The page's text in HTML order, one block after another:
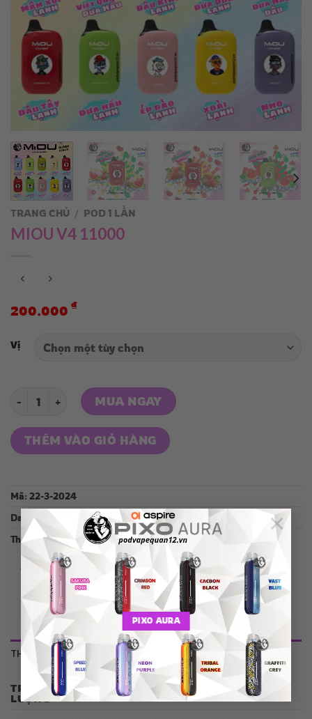
PIXO AURA
×
TRANG CHỦ / POD 1 LẦN
MIOU V4 11000
200.000 ₫
Vị
MIOU V4 11000 số lượngMUA NGAY
THÊM VÀO GIỎ HÀNG
Mã: 22-3-2024
Danh mục:
Pod 1 lần
Thẻ:
MIOU
THÔNG TIN BỔ SUNG
TRỌNG
LƯỢNG
0,2 kg